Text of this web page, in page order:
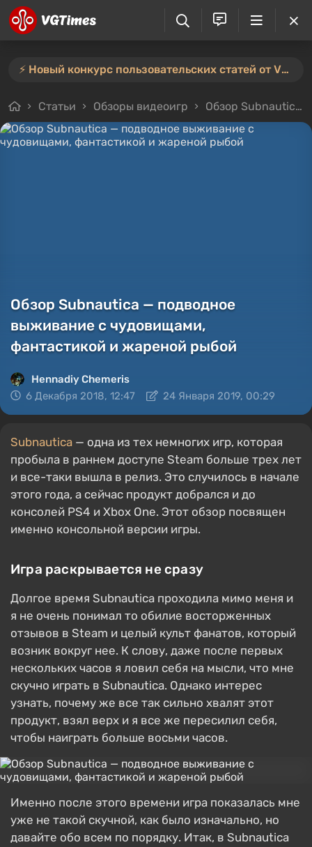
⚡️ Новый конкурс пользовательских статей от VGTimes — участвуйте тут ⚡️
Статьи Обзоры видеоигр Обзор Subnautica — подводное выживание с чудовищами, фантастикой и жареной рыбой
Обзор Subnautica — подводное
выживание с чудовищами,
фантастикой и жареной рыбой
Hennadiy Chemеris
6 Декабря 2018, 12:47
24 Января 2019, 00:29
Subnautica — одна из тех немногих игр, которая
пробыла в раннем доступе Steam больше трех лет
и все-таки вышла в релиз. Это случилось в начале
этого года, а сейчас продукт добрался и до
консолей PS4 и Xbox One. Этот обзор посвящен
именно консольной версии игры.
Игра раскрывается не сразу
Долгое время Subnautica проходила мимо меня и
я не очень понимал то обилие восторженных
отзывов в Steam и целый культ фанатов, который
возник вокруг нее. К слову, даже после первых
нескольких часов я ловил себя на мысли, что мне
скучно играть в Subnautica. Однако интерес
узнать, почему же все так сильно хвалят этот
продукт, взял верх и я все же пересилил себя,
чтобы наиграть больше восьми часов.
Именно после этого времени игра показалась мне
уже не такой скучной, как было изначально, но
давайте обо всем по порядку. Итак, в Subnautica